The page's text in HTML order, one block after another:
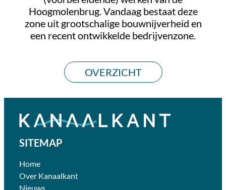
Hoogmolenbrug. Vandaag bestaat deze
zone uit grootschalige bouwnijverheid en
een recent ontwikkelde bedrijvenzone.
OVERZICHT
SITEMAP
Home
Over Kanaalkant
Nieuws